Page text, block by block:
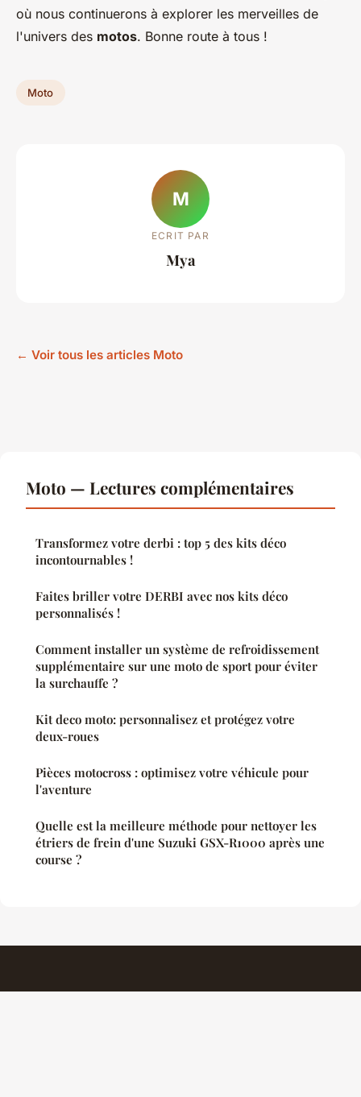
où nous continuerons à explorer les merveilles de
l'univers des motos. Bonne route à tous !
Moto
M
ECRIT PAR
Mya
← Voir tous les articles Moto
Moto — Lectures complémentaires
Transformez votre derbi : top 5 des kits déco
incontournables !
Faites briller votre DERBI avec nos kits déco
personnalisés !
Comment installer un système de refroidissement
supplémentaire sur une moto de sport pour éviter
la surchauffe ?
Kit deco moto: personnalisez et protégez votre
deux-roues
Pièces motocross : optimisez votre véhicule pour
l'aventure
Quelle est la meilleure méthode pour nettoyer les
étriers de frein d'une Suzuki GSX-R1000 après une
course ?
Automotosecurite